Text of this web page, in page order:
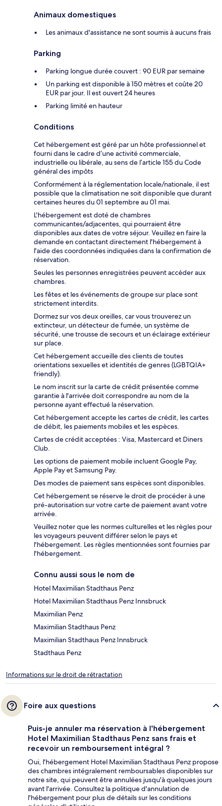
Animaux domestiques
Les animaux d'assistance ne sont soumis à aucuns frais
Parking
Parking longue durée couvert : 90 EUR par semaine
Un parking est disponible à 150 mètres et coûte 20
EUR par jour. Il est ouvert 24 heures
Parking limité en hauteur
Conditions
Cet hébergement est géré par un hôte professionnel et
fourni dans le cadre d’une activité commerciale,
industrielle ou libérale, au sens de l’article 155 du Code
général des impôts
Conformément à la réglementation locale/nationale, il est
possible que la climatisation ne soit disponible que durant
certaines heures du 01 septembre au 01 mai.
L'hébergement est doté de chambres
communicantes/adjacentes, qui pourraient être
disponibles aux dates de votre séjour. Veuillez en faire la
demande en contactant directement l'hébergement à
l'aide des coordonnées indiquées dans la confirmation de
réservation.
Seules les personnes enregistrées peuvent accéder aux
chambres.
Les fêtes et les événements de groupe sur place sont
strictement interdits.
Dormez sur vos deux oreilles, car vous trouverez un
extincteur, un détecteur de fumée, un système de
sécurité, une trousse de secours et un éclairage extérieur
sur place.
Cet hébergement accueille des clients de toutes
orientations sexuelles et identités de genres (LGBTQIA+
friendly).
Le nom inscrit sur la carte de crédit présentée comme
garantie à l'arrivée doit correspondre au nom de la
personne ayant effectué la réservation.
Cet hébergement accepte les cartes de crédit, les cartes
de débit, les paiements mobiles et les espèces.
Cartes de crédit acceptées : Visa, Mastercard et Diners
Club.
Les options de paiement mobile incluent Google Pay,
Apple Pay et Samsung Pay.
Des modes de paiement sans espèces sont disponibles.
Cet hébergement se réserve le droit de procéder à une
pré-autorisation sur votre carte de paiement avant votre
arrivée.
Veuillez noter que les normes culturelles et les règles pour
les voyageurs peuvent différer selon le pays et
l'hébergement. Les règles mentionnées sont fournies par
l'hébergement.
Connu aussi sous le nom de
Hotel Maximilian Stadthaus Penz
Hotel Maximilian Stadthaus Penz Innsbruck
Maximilian Penz
Maximilian Stadthaus Penz
Maximilian Stadthaus Penz Innsbruck
Stadthaus Penz
Informations sur le droit de rétractation
Foire aux questions
Puis-je annuler ma réservation à l'hébergement
Hotel Maximilian Stadthaus Penz sans frais et
recevoir un remboursement intégral ?
Oui, l'hébergement Hotel Maximilian Stadthaus Penz propose
des chambres intégralement remboursables disponibles sur
notre site, qui peuvent être annulées jusqu'à quelques jours
avant l'arrivée. Consultez la politique d'annulation de
l'hébergement pour plus de détails sur les conditions